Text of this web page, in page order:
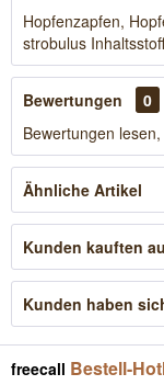
Hopfenzapfen,
strobulus
Bewertungen
0
Bewertungen
Ähnliche Artikel
Kunden kauften
Kunden haben
freecall Bestell-